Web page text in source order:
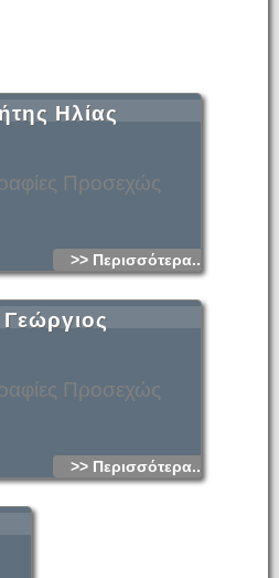
Προσεχώς
Ηλίας
>> Περισσότερα...
Προσεχώς
Γεώργιος
>> Περισσότερα...